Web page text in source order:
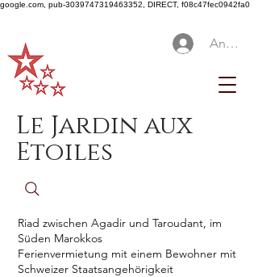
google.com, pub-3039747319463352, DIRECT, f08c47fec0942fa0
Le Jardin aux
Etoiles
Riad zwischen Agadir und Taroudant, im
Süden Marokkos
Ferienvermietung mit einem Bewohner mit
Schweizer Staatsangehörigkeit